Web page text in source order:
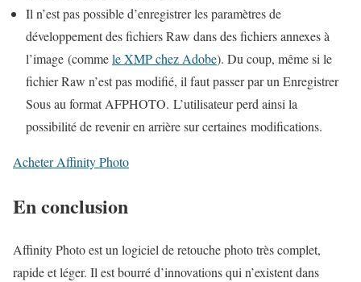
Il n’est pas possible d’enregistrer les paramètres de
développement des fichiers Raw dans des fichiers annexes à
l’image (commele XMP chez Adobe). Du coup, même si le
fichier Raw n’est pas modifié, il faut passer par un Enregistrer
Sous au format AFPHOTO. L’utilisateur perd ainsi la
possibilité de revenir en arrière sur certaines modifications.
Acheter Affinity Photo
En conclusion
Affinity Photo est un logiciel de retouche photo très complet,
rapide et léger. Il est bourré d’innovations qui n’existent dans